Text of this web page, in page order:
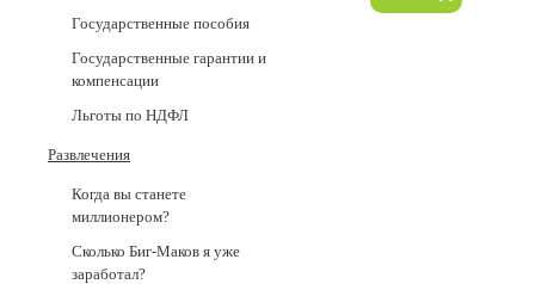
Государственные пособия
Государственные гарантии и
компенсации
Льготы по НДФЛ
Развлечения
Когда вы станете
миллионером?
Сколько Биг-Маков я уже
заработал?